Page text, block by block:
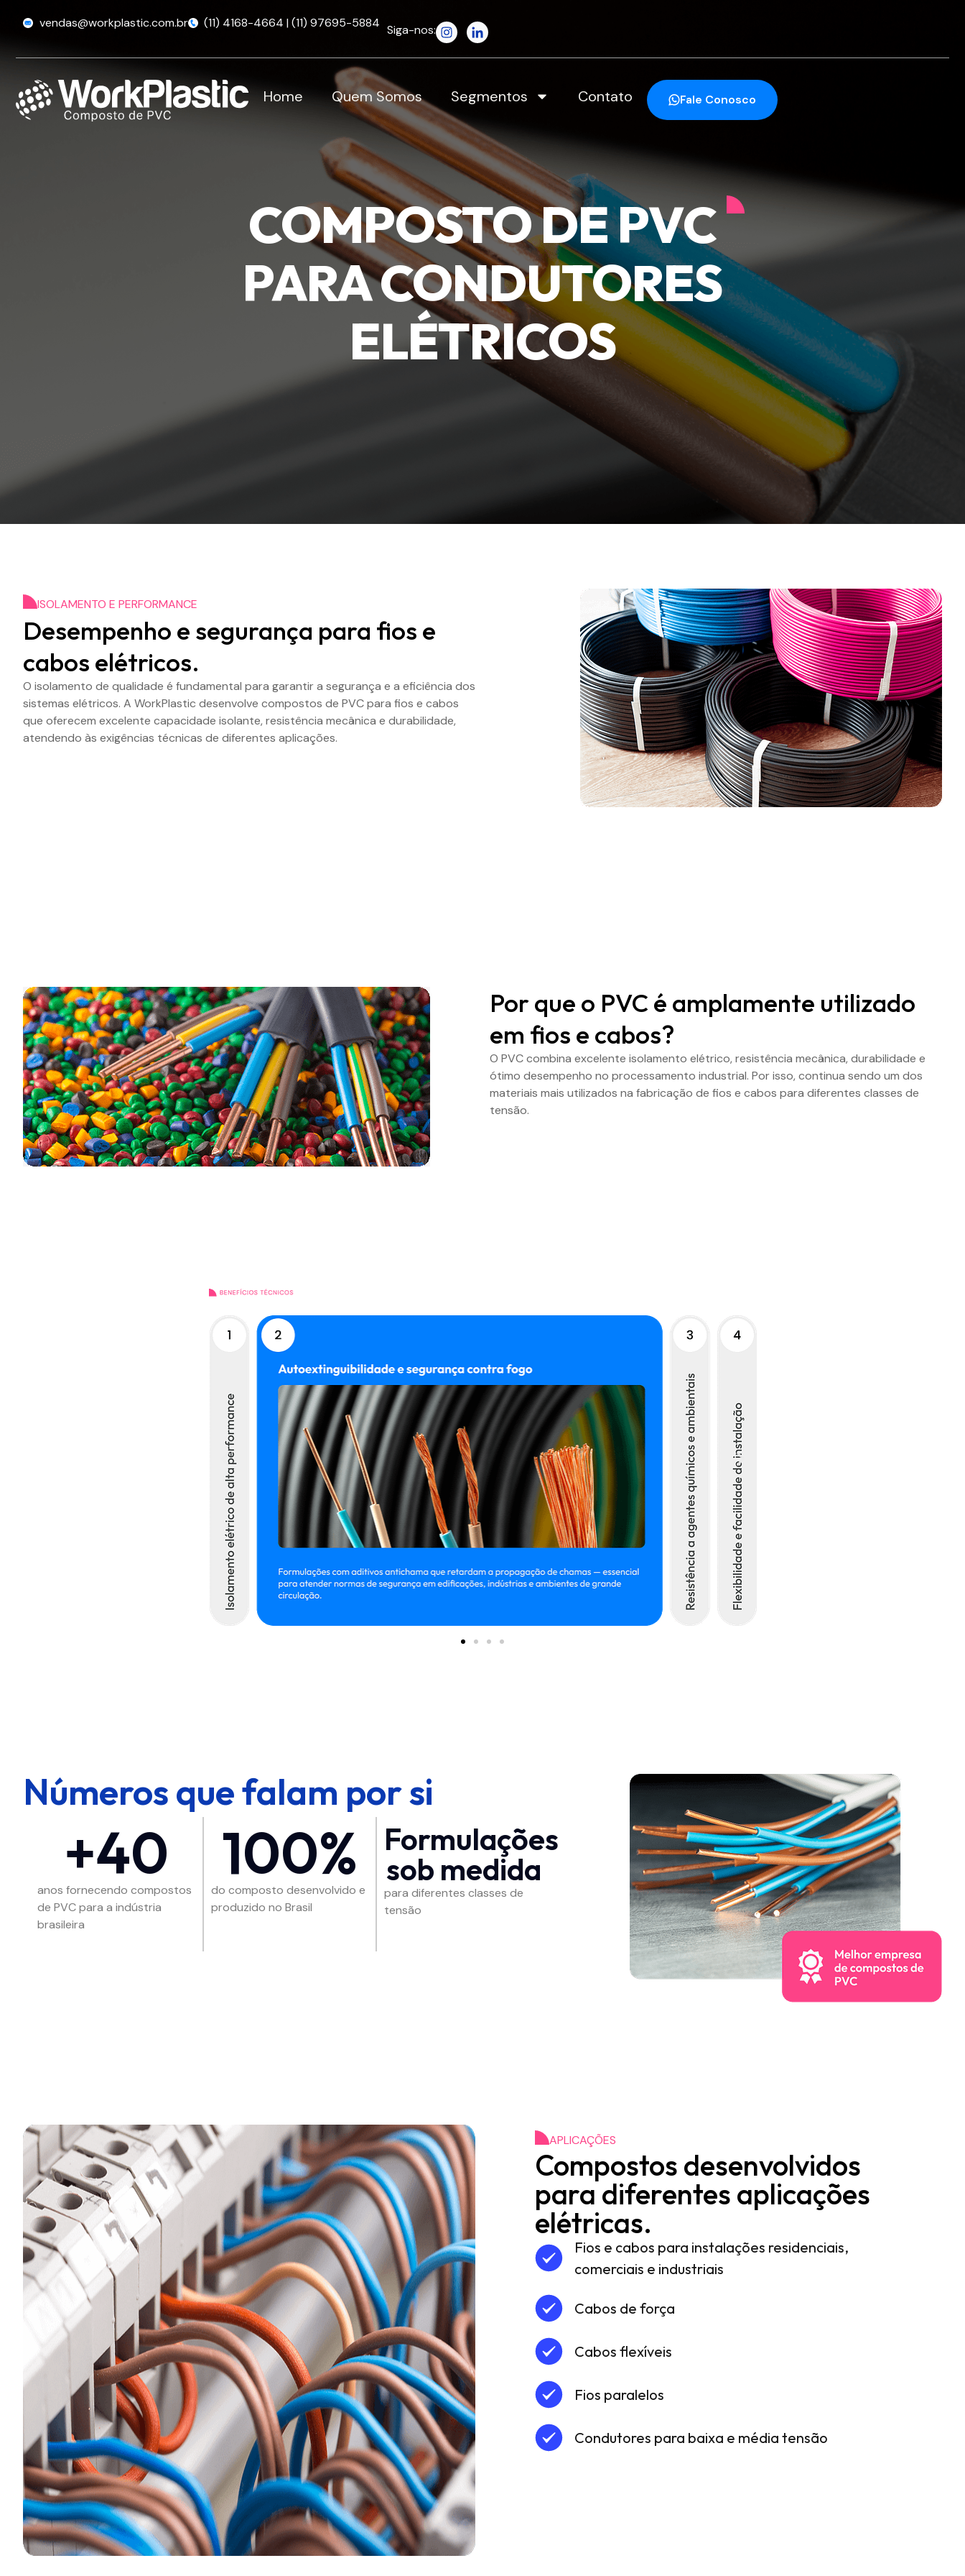
vendas@workplastic.com.br (11) 4168-4664 | (11) 97695-5884 Siga-nos:
Home Quem Somos Segmentos Contato Fale Conosco
COMPOSTO DE PVC
PARA CONDUTORES
ELÉTRICOS
ISOLAMENTO E PERFORMANCE
Desempenho e segurança para fios e
cabos elétricos.
O isolamento de qualidade é fundamental para garantir a segurança e a eficiência dos
sistemas elétricos. A WorkPlastic desenvolve compostos de PVC para fios e cabos
que oferecem excelente capacidade isolante, resistência mecânica e durabilidade,
atendendo às exigências técnicas de diferentes aplicações.
Por que o PVC é amplamente utilizado
em fios e cabos?
O PVC combina excelente isolamento elétrico, resistência mecânica, durabilidade e
ótimo desempenho no processamento industrial. Por isso, continua sendo um dos
materiais mais utilizados na fabricação de fios e cabos para diferentes classes de
tensão.
Números que falam por si
+40
anos fornecendo compostos
de PVC para a indústria
brasileira
100%
do composto desenvolvido e
produzido no Brasil
Formulações
sob medida
para diferentes classes de
tensão
APLICAÇÕES
Compostos desenvolvidos
para diferentes aplicações
elétricas.
Fios e cabos para instalações residenciais,
comerciais e industriais
Cabos de força
Cabos flexíveis
Fios paralelos
Condutores para baixa e média tensão